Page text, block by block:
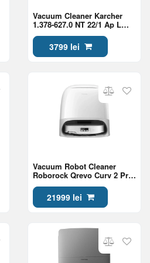
Vacuum Cleaner Karcher
1.378-627.0 NT 22/1 Ap L
Go!Further
3799 lei
Vacuum Robot Cleaner
Roborock Qrevo Curv 2 Pro,
White
21999 lei